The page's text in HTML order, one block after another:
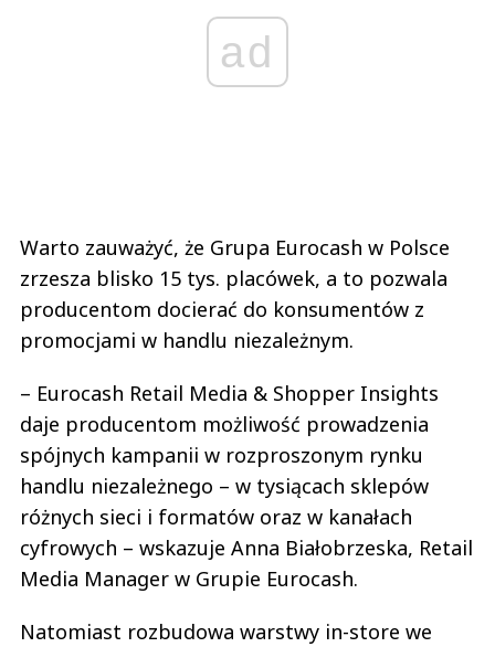
ad
Warto zauważyć, że Grupa Eurocash w Polsce
zrzesza blisko 15 tys. placówek, a to pozwala
producentom docierać do konsumentów z
promocjami w handlu niezależnym.
– Eurocash Retail Media & Shopper Insights
daje producentom możliwość prowadzenia
spójnych kampanii w rozproszonym rynku
handlu niezależnego – w tysiącach sklepów
różnych sieci i formatów oraz w kanałach
cyfrowych – wskazuje Anna Białobrzeska, Retail
Media Manager w Grupie Eurocash.
Natomiast rozbudowa warstwy in-store we